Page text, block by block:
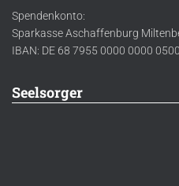
Spendenkonto:
Sparkasse Aschaffenburg
IBAN: DE 68 7955 0000 0000
Seelsorger